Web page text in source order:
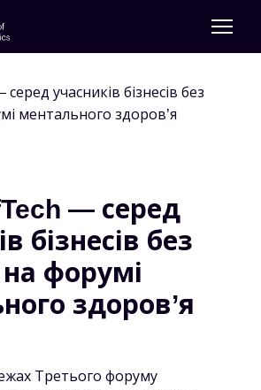
— серед
бізнесів без
на форумі
здоров’я
Третього форуму